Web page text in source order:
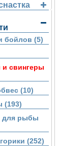
бойлов (5)
и свингеры
(10)
(193)
для рыбы
(252)